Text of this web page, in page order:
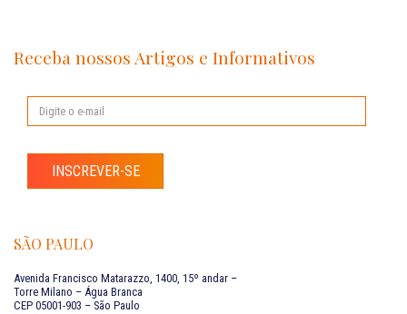
Receba nossos Artigos e Informativos
INSCREVER-SE
SÃO PAULO
Avenida Francisco Matarazzo, 1400, 15º andar –
Torre Milano – Água Branca
CEP 05001-903 – São Paulo